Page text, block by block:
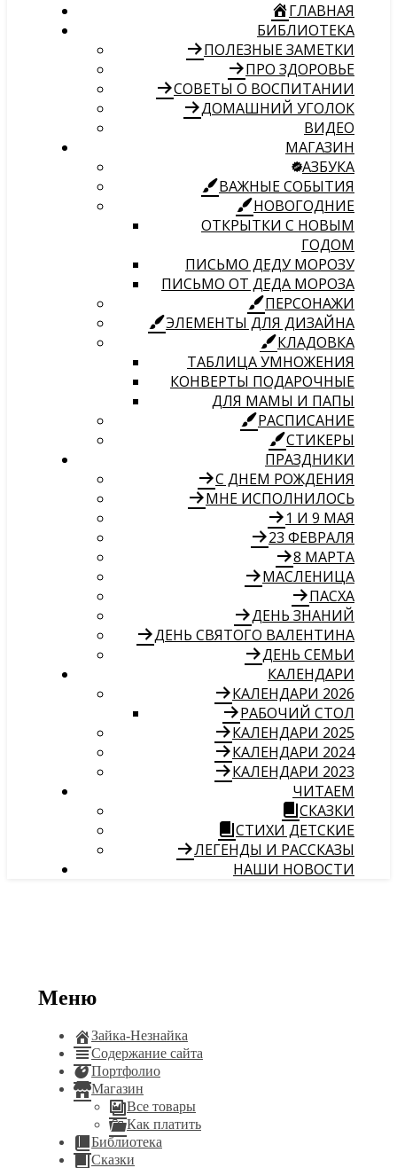
ГЛАВНАЯ
БИБЛИОТЕКА
ПОЛЕЗНЫЕ ЗАМЕТКИ
ПРО ЗДОРОВЬЕ
СОВЕТЫ О ВОСПИТАНИИ
ДОМАШНИЙ УГОЛОК
ВИДЕО
МАГАЗИН
АЗБУКА
ВАЖНЫЕ СОБЫТИЯ
НОВОГОДНИЕ
ОТКРЫТКИ С НОВЫМ
ГОДОМ
ПИСЬМО ДЕДУ МОРОЗУ
ПИСЬМО ОТ ДЕДА МОРОЗА
ПЕРСОНАЖИ
ЭЛЕМЕНТЫ ДЛЯ ДИЗАЙНА
КЛАДОВКА
ТАБЛИЦА УМНОЖЕНИЯ
КОНВЕРТЫ ПОДАРОЧНЫЕ
ДЛЯ МАМЫ И ПАПЫ
РАСПИСАНИЕ
СТИКЕРЫ
ПРАЗДНИКИ
С ДНЕМ РОЖДЕНИЯ
МНЕ ИСПОЛНИЛОСЬ
1 И 9 МАЯ
23 ФЕВРАЛЯ
8 МАРТА
МАСЛЕНИЦА
ПАСХА
ДЕНЬ ЗНАНИЙ
ДЕНЬ СВЯТОГО ВАЛЕНТИНА
ДЕНЬ СЕМЬИ
КАЛЕНДАРИ
КАЛЕНДАРИ 2026
РАБОЧИЙ СТОЛ
КАЛЕНДАРИ 2025
КАЛЕНДАРИ 2024
КАЛЕНДАРИ 2023
ЧИТАЕМ
СКАЗКИ
СТИХИ ДЕТСКИЕ
ЛЕГЕНДЫ И РАССКАЗЫ
НАШИ НОВОСТИ
Меню
Зайка-Незнайка
Содержание сайта
Портфолио
Магазин
Все товары
Как платить
Библиотека
Сказки